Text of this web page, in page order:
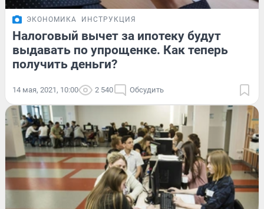
ЭКОНОМИКА ИНСТРУКЦИЯ
Налоговый вычет за ипотеку будут
выдавать по упрощенке. Как теперь
получить деньги?
14 мая, 2021, 10:00 2 540 Обсудить